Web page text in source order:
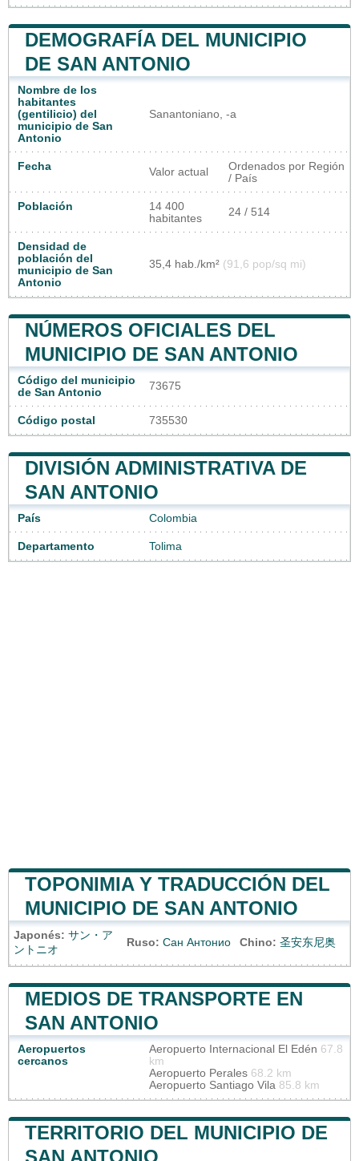
DEMOGRAFÍA DEL MUNICIPIO
DE SAN ANTONIO
Nombre de los
habitantes
(gentilicio) del
municipio de San
Antonio
Sanantoniano, -a
Fecha Valor actual
Ordenados por Región
/ País
Población
14 400
habitantes
24 / 514
Densidad de
población del
municipio de San
Antonio
35,4 hab./km² (91,6 pop/sq mi)
NÚMEROS OFICIALES DEL
MUNICIPIO DE SAN ANTONIO
Código del municipio
de San Antonio
73675
Código postal 735530
DIVISIÓN ADMINISTRATIVA DE
SAN ANTONIO
País Colombia
Departamento Tolima
TOPONIMIA Y TRADUCCIÓN DEL
MUNICIPIO DE SAN ANTONIO
Japonés: サン・ア
ントニオ
Ruso: Сан Антонио Chino: 圣安东尼奥
MEDIOS DE TRANSPORTE EN
SAN ANTONIO
Aeropuertos
cercanos
Aeropuerto Internacional El Edén 67.8
km
Aeropuerto Perales 68.2 km
Aeropuerto Santiago Vila 85.8 km
TERRITORIO DEL MUNICIPIO DE